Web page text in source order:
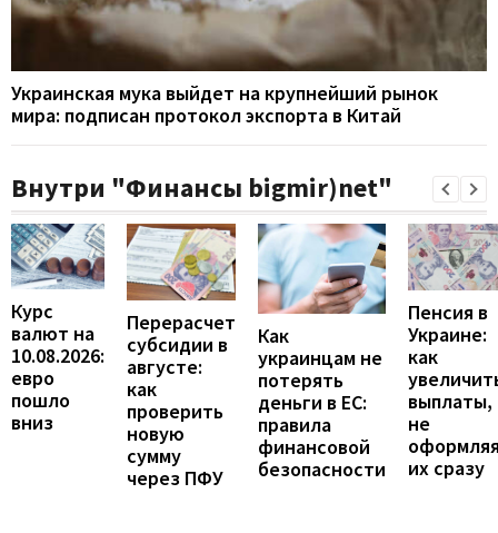
Украинская мука выйдет на крупнейший рынок
мира: подписан протокол экспорта в Китай
Внутри "Финансы bigmir)net"
Курс
валют на
10.08.2026:
евро
пошло
вниз
Перерасчет
субсидии в
августе:
как
проверить
новую
сумму
через ПФУ
Как
украинцам не
потерять
деньги в ЕС:
правила
финансовой
безопасности
Пенсия в
Украине:
как
выплаты,
не
их сразу